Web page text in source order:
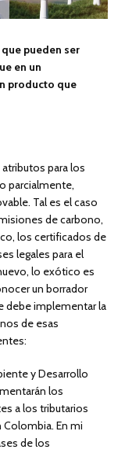
pueden ser
en un
producto que
para los
parcialmente,
Tal es el caso
de carbono,
los certificados de
legales para el
lo exótico es
un borrador
debe implementar la
de esas
y Desarrollo
los
a los tributarios
En mi
de los